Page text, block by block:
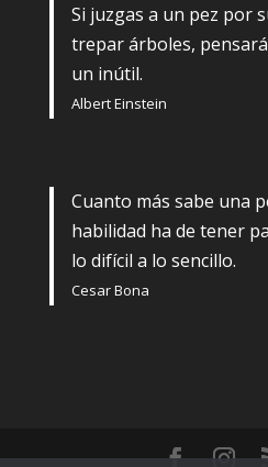
Si juzgas a un pez por
trepar árboles,
un inútil.
Albert Einstein
Cuanto más sabe una
habilidad ha de tener
lo difícil a lo sencillo.
Cesar Bona